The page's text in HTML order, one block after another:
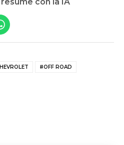
#OFF ROAD